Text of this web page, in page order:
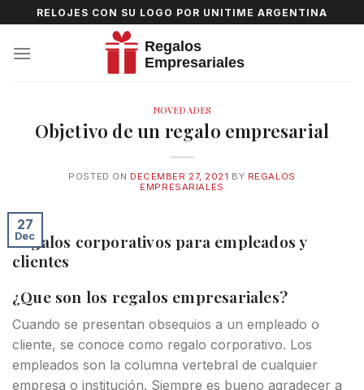
to
content
RELOJES CON SU LOGO POR UNITIME ARGENTINA
NOVEDADES
Objetivo de un regalo empresarial
POSTED ON DECEMBER 27, 2021 BY REGALOS
EMPRESARIALES
27
Dec
Regalos corporativos para empleados y
clientes
¿Que son los regalos empresariales?
Cuando se presentan obsequios a un empleado o
cliente, se conoce como regalo corporativo. Los
empleados son la columna vertebral de cualquier
empresa o institución. Siempre es bueno agradecer a